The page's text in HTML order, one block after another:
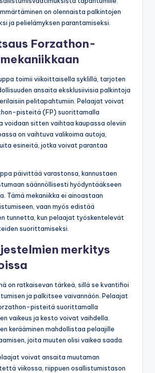
on olennaista palkintojen
ja pelielämyksen parantamiseksi.
Forzathon-
toimii viikoittaisella syklillä, tarjoten
ansaita eksklusiivisia palkintoja
pelitapahtumiin. Pelaajat voivat
pisteitä (FP) suorittamalla
voidaan sitten vaihtaa kaupassa oleviin
on vaihtuva valikoima autoja,
esineitä, jotka voivat parantaa
päivittää varastonsa, kannustaen
säännöllisesti hyödyntääkseen
Tämä mekaniikka ei ainoastaan
vaan myös edistää
tunnetta, kun pelaajat työskentelevät
suorittamiseksi.
merkitys
on ratkaisevan tärkeä, sillä se kvantifioi
ja palkitsee vaivannäön. Pelaajat
pisteitä suorittamalla
vaikeus ja kesto voivat vaihdella.
kerääminen mahdollistaa pelaajille
joita muuten olisi vaikea saada.
voivat ansaita muutaman
viikossa, riippuen osallistumistason